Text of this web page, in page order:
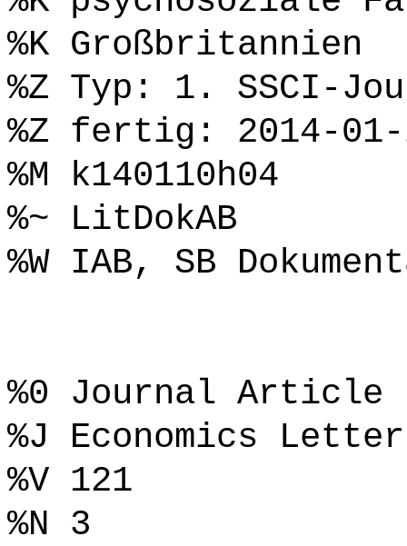
%K Großbritannien
%Z Typ: 1. SSCI-
%Z fertig: 2014-01-
%M k140110h04
%~ LitDokAB
%W IAB, SB
%0 Journal Article
%J Economics
%V 121
%N 3